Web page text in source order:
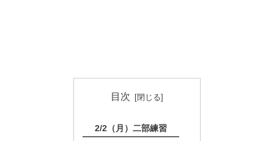
目次
2/2（月）二部練習